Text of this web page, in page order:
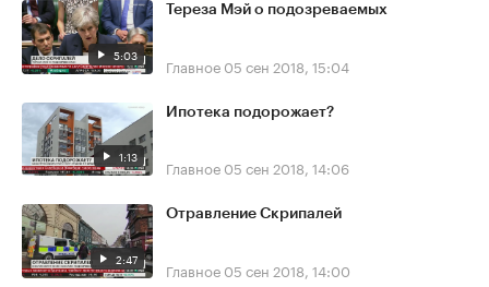
5:03
Тереза Мэй о подозреваемых
Главное 05 сен 2018, 15:04
1:13
Ипотека подорожает?
Главное 05 сен 2018, 14:06
2:47
Отравление Скрипалей
Главное 05 сен 2018, 14:00